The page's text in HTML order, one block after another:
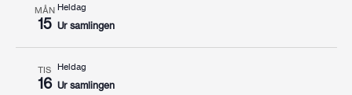
MÅN
15
Heldag
Ur samlingen
TIS
16
Heldag
Ur samlingen